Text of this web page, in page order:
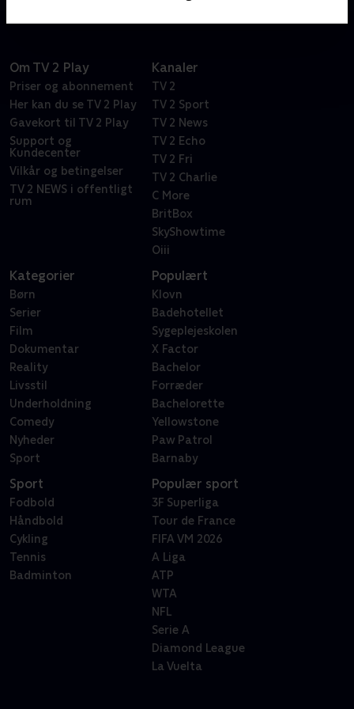
Om TV 2 Play
Priser og abonnement
Her kan du se TV 2 Play
Gavekort til TV 2 Play
Support og
Kundecenter
Vilkår og betingelser
TV 2 NEWS i offentligt
rum
Kanaler
TV 2
TV 2 Sport
TV 2 News
TV 2 Echo
TV 2 Fri
TV 2 Charlie
C More
BritBox
SkyShowtime
Oiii
Kategorier
Børn
Serier
Film
Dokumentar
Reality
Livsstil
Underholdning
Comedy
Nyheder
Sport
Populært
Klovn
Badehotellet
Sygeplejeskolen
X Factor
Bachelor
Forræder
Bachelorette
Yellowstone
Paw Patrol
Barnaby
Sport
Fodbold
Håndbold
Cykling
Tennis
Badminton
Populær sport
3F Superliga
Tour de France
FIFA VM 2026
A Liga
ATP
WTA
NFL
Serie A
Diamond League
La Vuelta